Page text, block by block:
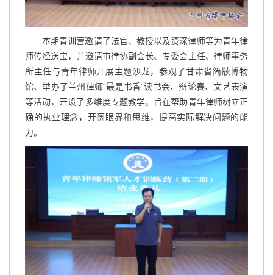
本期青训营邀请了法官、教授以及资深律师等为青年律
师传经送宝，并邀请市律协副会长、专委会主任、律师事务
所主任与青年律师开展主题沙龙，参观了甘肃省简牍博物
馆、举办了兰州律师“最是书香”读书会、辩论赛、文艺表演
等活动，开设了多维度专题教学，旨在帮助青年律师树立正
确的执业理念，开阔眼界和思维，提高实际解决问题的能
力。